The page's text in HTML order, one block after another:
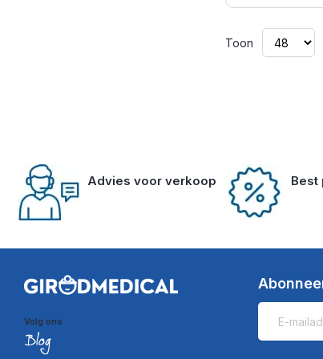
Toon
Advies voor verkoop Best
Volg ons